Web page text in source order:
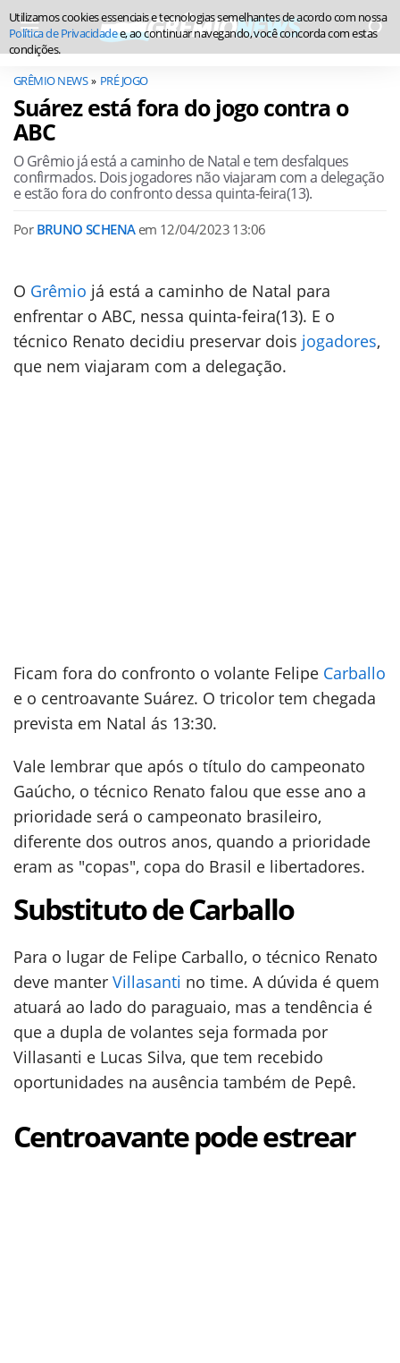
GRÊMIO NEWS PRÉ JOGO
Suárez está fora do jogo contra o
ABC
O Grêmio já está a caminho de Natal e tem desfalques
confirmados. Dois jogadores não viajaram com a delegação
e estão fora do confronto dessa quinta-feira(13).
Por BRUNO SCHENAem 12/04/2023 13:06
O Grêmio já está a caminho de Natal para
enfrentar o ABC, nessa quinta-feira(13). E o
técnico Renato decidiu preservar dois jogadores,
que nem viajaram com a delegação.
Ficam fora do confronto o volante Felipe Carballo
e o centroavante Suárez. O tricolor tem chegada
prevista em Natal ás 13:30.
Vale lembrar que após o título do campeonato
Gaúcho, o técnico Renato falou que esse ano a
prioridade será o campeonato brasileiro,
diferente dos outros anos, quando a prioridade
eram as "copas", copa do Brasil e libertadores.
Substituto de Carballo
Para o lugar de Felipe Carballo, o técnico Renato
deve manter Villasanti no time. A dúvida é quem
atuará ao lado do paraguaio, mas a tendência é
que a dupla de volantes seja formada por
Villasanti e Lucas Silva, que tem recebido
oportunidades na ausência também de Pepê.
Centroavante pode estrear
Utilizamos cookies essenciais e tecnologias semelhantes de acordo com nossa
Política de Privacidadee, ao continuar navegando, você concorda com estas
condições.